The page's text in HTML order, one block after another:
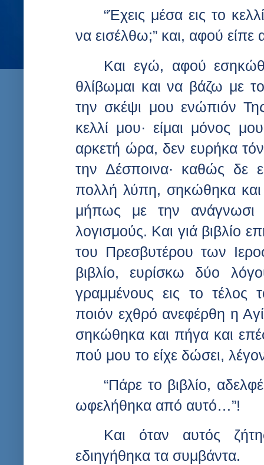
“Έχεις μέσα εις το
να εισέλθω;” και, αφού είπε
Και εγώ, αφού
θλίβωμαι και να βάζω με
την σκέψι μου ενώπιόν
κελλί μου· είμαι μόνος
αρκετή ώρα, δεν ευρήκα
την Δέσποινα· καθώς δε
πολλή λύπη, σηκώθηκα και
μήπως με την
λογισμούς. Και γιά βιβλίο
του Πρεσβυτέρου των
βιβλίο, ευρίσκω δύο
γραμμένους εις το
ποιόν εχθρό ανεφέρθη η
σηκώθηκα και πήγα και
πού μου το είχε δώσει,
“Πάρε το βιβλίο,
ωφελήθηκα από αυτό…”!
Και όταν αυτός
εδιηγήθηκα τα συμβάντα.